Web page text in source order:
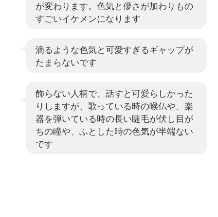
が変わります。色気と儚さが加わりもの
すごいイケメンになります
滴るような色気と可愛すぎるギャップが
たまらないです
飾らない人柄で、話すと可愛らしかった
りしますが、歌っている時の喉仏や、楽
器を弾いている時の長い睫毛が伏し目が
ちの瞳や、ふとした時の色気が半端ない
です